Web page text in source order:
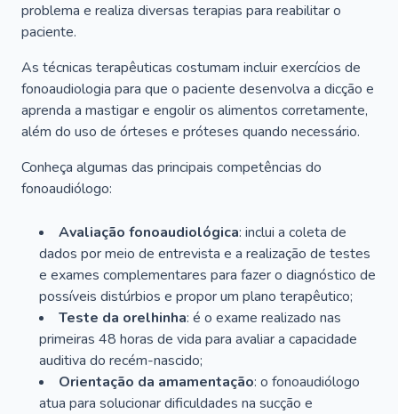
problema e realiza diversas terapias para reabilitar o
paciente.
As técnicas terapêuticas costumam incluir exercícios de
fonoaudiologia para que o paciente desenvolva a dicção e
aprenda a mastigar e engolir os alimentos corretamente,
além do uso de órteses e próteses quando necessário.
Conheça algumas das principais competências do
fonoaudiólogo:
Avaliação fonoaudiológica: inclui a coleta de
dados por meio de entrevista e a realização de testes
e exames complementares para fazer o diagnóstico de
possíveis distúrbios e propor um plano terapêutico;
Teste da orelhinha: é o exame realizado nas
primeiras 48 horas de vida para avaliar a capacidade
auditiva do recém-nascido;
Orientação da amamentação: o fonoaudiólogo
atua para solucionar dificuldades na sucção e